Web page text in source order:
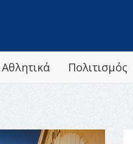
Αθλητικά Πολιτισμός